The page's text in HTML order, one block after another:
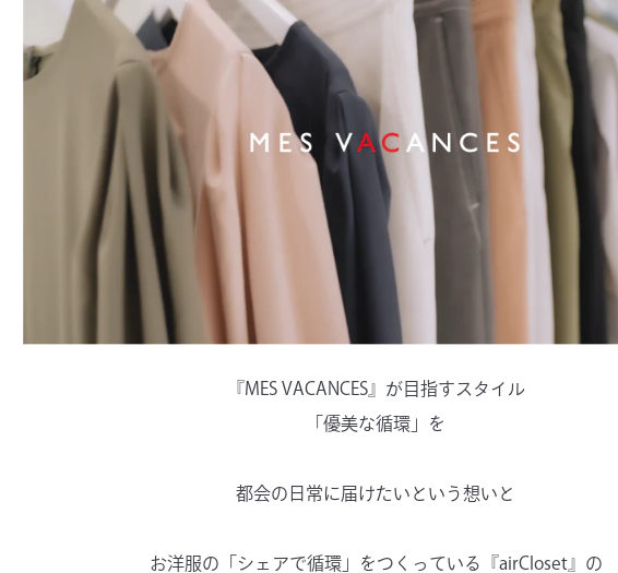
『MES VACANCES』が⽬指すスタイル
「優美な循環」を
都会の⽇常に届けたいという想いと
お洋服の「シェアで循環」をつくっている『airCloset』の